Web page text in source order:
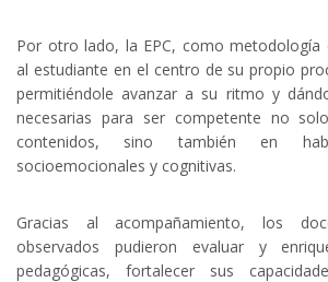
Por otro lado, la EPC, como metodología
al estudiante en el centro de su propio
permitiéndole avanzar a su ritmo y
necesarias para ser competente no
contenidos, sino también en
socioemocionales y cognitivas.
Gracias al acompañamiento, los
observados pudieron evaluar y
pedagógicas, fortalecer sus